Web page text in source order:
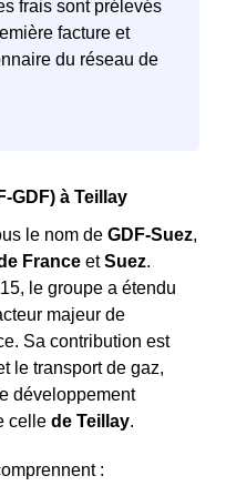
nécessaire. Cependant,
plus tôt possible son
le logement et ainsi
frais sont prélevés
facture et
du réseau de
GDF) à Teillay
le nom de GDF-Suez,
France etSuez.
le groupe a étendu
majeur de
Sa contribution est
le transport de gaz,
développement
celle de Teillay.
: